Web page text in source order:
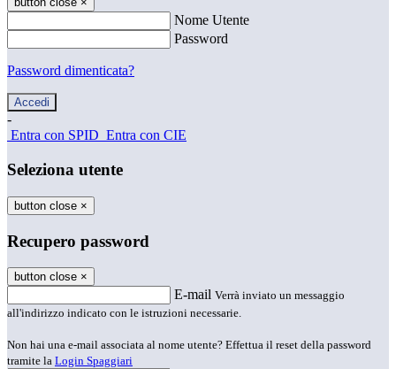
Nome Utente
Password
Password dimenticata?
-
Entra con SPID Entra con CIE
Seleziona utente
button close ×
Recupero password
button close ×
E-mail Verrà inviato un messaggio
all'indirizzo indicato con le istruzioni necessarie.
Non hai una e-mail associata al nome utente? Effettua il reset della password
tramite la Login Spaggiari